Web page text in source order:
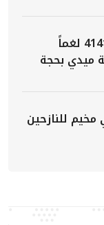
مشروع "مسام" يتلف 4141 لغماً
ميدي بحجة
للنازحين